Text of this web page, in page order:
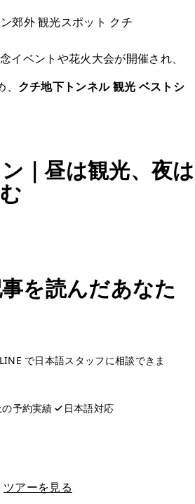
郊外 観光スポット クチ
イベントや花火大会が開催され、
クチ地下トンネル 観光 ベストシ
｜昼は観光、夜は
を読んだあなた
で日本語スタッフに相談できま
予約実績
日本語対応
ツアーを見る